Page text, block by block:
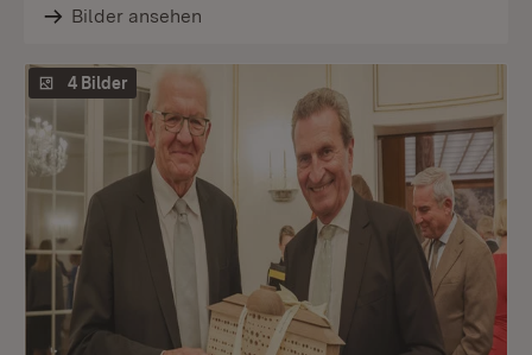
Bilder ansehen
4 Bilder